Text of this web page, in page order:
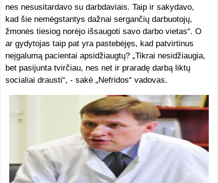
nes nesusitardavo su darbdaviais. Taip ir sakydavo,
kad šie nemėgstantys dažnai sergančių darbuotojų,
žmonės tiesiog norėjo išsaugoti savo darbo vietas“. O
ar gydytojas taip pat yra pastebėjęs, kad patvirtinus
neįgalumą pacientai apsidžiaugtų? „Tikrai nesidžiaugia,
bet pasijunta tvirčiau, nes net ir praradę darbą liktų
socialiai drausti“, - sakė „Nefridos“ vadovas.